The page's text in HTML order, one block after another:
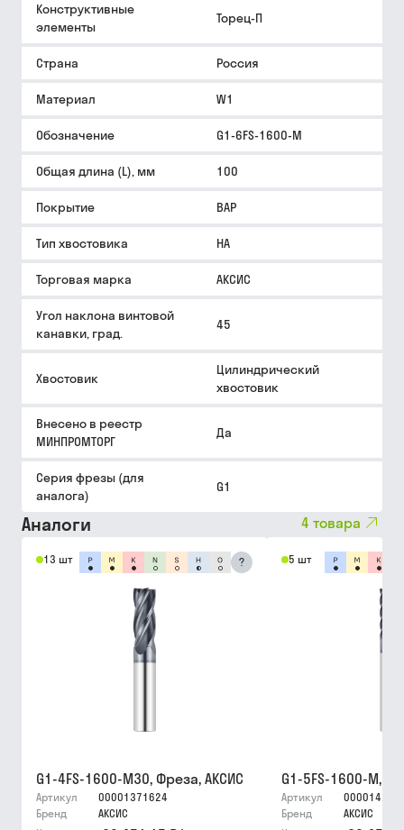
Конструктивные
элементы
Торец-П
Страна Россия
Материал W1
Обозначение G1-6FS-1600-M
Общая длина (L), мм 100
Покрытие BAP
Тип хвостовика HA
Торговая марка АКСИС
Угол наклона винтовой
канавки, град.
45
Хвостовик
Цилиндрический
хвостовик
Внесено в реестр
МИНПРОМТОРГ
Да
Серия фрезы (для
аналога)
G1
Аналоги 4 товара
13 шт ?
G1-4FS-1600-M30, Фреза, АКСИС
Артикул
00001371624
Бренд
АКСИС
5 шт
G1-5FS-1600-M,
Артикул
Бренд
АКСИС